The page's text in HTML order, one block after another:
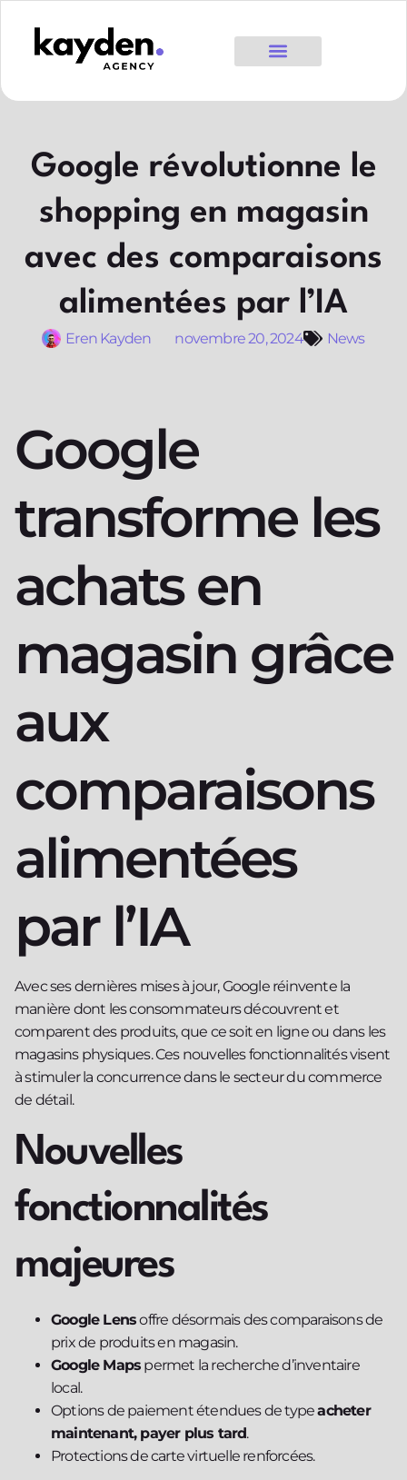
Google révolutionne le
shopping en magasin
avec des comparaisons
alimentées par l’IA
Eren Kayden novembre 20, 2024 News
Google
transforme les
achats en
magasin grâce
aux
comparaisons
alimentées
par l’IA
Avec ses dernières mises à jour, Google réinvente la
manière dont les consommateurs découvrent et
comparent des produits, que ce soit en ligne ou dans les
magasins physiques. Ces nouvelles fonctionnalités visent
à stimuler la concurrence dans le secteur du commerce
de détail.
Nouvelles
fonctionnalités
majeures
Google Lensoffre désormais des comparaisons de
prix de produits en magasin.
Google Maps permet la recherche d’inventaire
local.
Options de paiement étendues de typeacheter
maintenant, payer plus tard.
Protections de carte virtuelle renforcées.